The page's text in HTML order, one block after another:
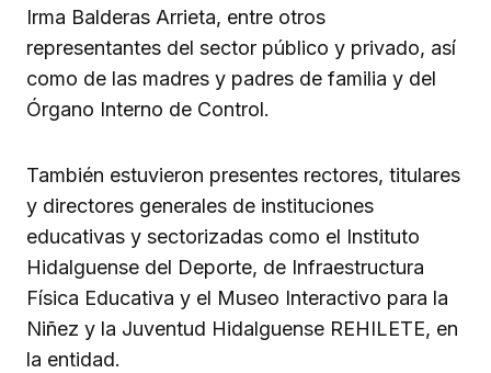
Irma Balderas Arrieta, entre otros
representantes del sector público y privado, así
como de las madres y padres de familia y del
Órgano Interno de Control.
También estuvieron presentes rectores, titulares
y directores generales de instituciones
educativas y sectorizadas como el Instituto
Hidalguense del Deporte, de Infraestructura
Física Educativa y el Museo Interactivo para la
Niñez y la Juventud Hidalguense REHILETE, en
la entidad.